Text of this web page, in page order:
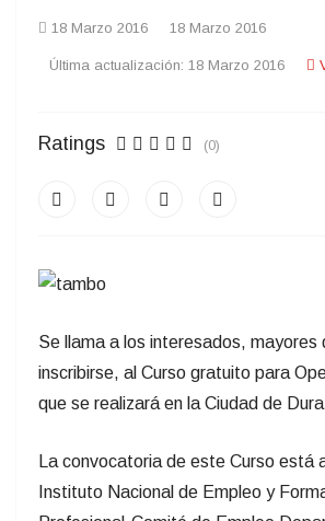
18 Marzo 2016 18 Marzo 2016
Última actualización: 18 Marzo 2016
Ratings (0)
Se llama a los interesados, mayores
inscribirse, al Curso gratuito para
que se realizará en la Ciudad de
La convocatoria de este Curso está
Instituto Nacional de Empleo y